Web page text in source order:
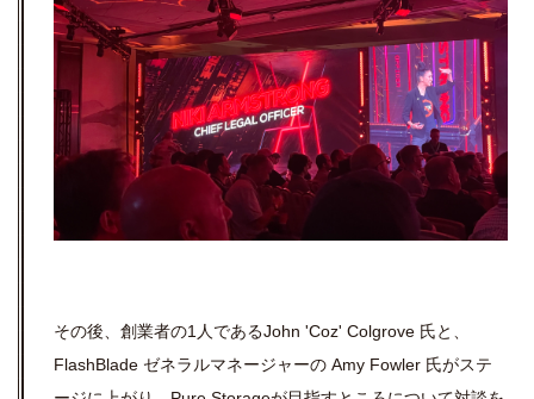
その後、創業者の1人であるJohn 'Coz' Colgrove 氏と、
FlashBlade ゼネラルマネージャーの Amy Fowler 氏がステ